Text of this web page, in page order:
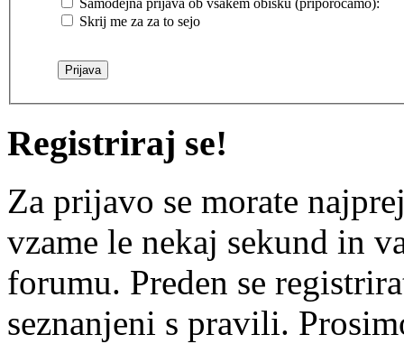
Skrij me za za to sejo
Registriraj se!
Za prijavo se morate
vzame le nekaj sekund in
forumu. Preden se
seznanjeni s pravili.